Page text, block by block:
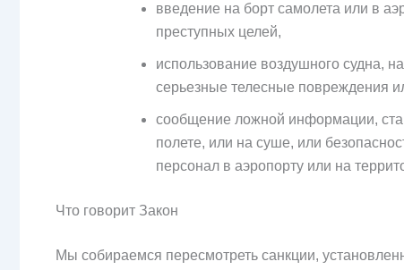
введение на борт самолета или в
преступных целей,
использование воздушного судна,
серьезные телесные повреждения
сообщение ложной информации,
полете, или на суше, или
персонал в аэропорту или на
Что говорит Закон
Мы собираемся пересмотреть санкции,